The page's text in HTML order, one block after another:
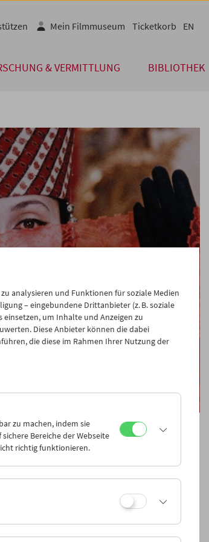
& VERMITTLUNG BIBLIOTHEK
Mein Filmmuseum Ticketkorb EN
15:
analysieren und Funktionen für soziale Medien
– eingebundene Drittanbieter (z. B. soziale
einsetzen, um Inhalte und Anzeigen zu
Diese Anbieter können die dabei
die diese im Rahmen Ihrer Nutzung der
zu machen, indem sie
Bereiche der Webseite
richtig funktionieren.